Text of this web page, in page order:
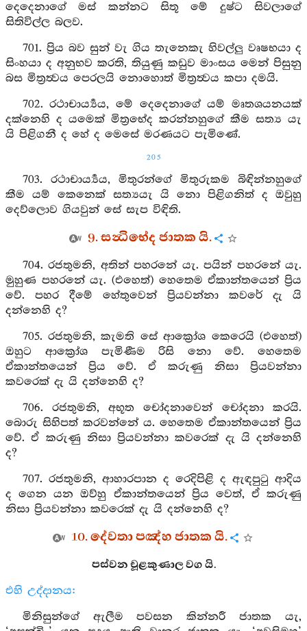
දෙදෙනාගේ මස් කන්නට සිතූ මේ දුෂ්ට සිවලාගේ
සිතිවිල්ල බලව.
701. ප්‍රිය බව සුන් වැ ගිය තැනෙකැ හිවල්ලු වෘෂභයා ද
සිංහයා ද අනුභව කරති, තියුණු කඩුව මාංසය මෙන් පිසුනු
බස මිත්‍රත්‍වය පෙරලයි නොහොත් මිත්‍රත්‍වය කපා දමයි.
702. රථාචාර්‍ය්‍යය, මේ දෙදෙනාගේ යම් මෘතශයනයක්
දක්නෙහි ද යමෙක් මිත්‍රභේද කරන්නහුගේ කීම සත්‍ය යැ
යි පිළිගනී ද හේ ද මෙසේ මරණයට පැමිණේ.
205
703. රථාචාර්‍ය්‍යය, මිතුරන්ගේ මිතුරුකම බිඳින්නහුගේ
කීම යම් කෙනෙක් සත්‍යයැ යි නො පිළිගනිත් ද ඔවුහු
දෙව්ලොව ගියවුන් සේ සැප විඳිති.
9. සන්‍ධිභේද ජාතක යි.
704. රජතුමනි, අතින් පහරනේ යැ. පයින් පහරනේ යැ.
මුහුණ පහරනේ යැ. (එහෙත්) හෙතෙම ඒකාන්තයෙන් ප්‍රිය
වේ. පහර දීමේ හේතුවෙන් ප්‍රියවන්නා කවරේ දැ යි
දන්නෙහි ද?
705. රජතුමනි, කැමති සේ ආක්‍රෝශ කෙරෙයි (එහෙත්)
ඔහුට ආක්‍රෝශ පැමිණීම රිසි නො වේ. හෙතෙම
ඒකාන්තයෙන් ප්‍රිය වේ. ඒ කරුණු නිසා ප්‍රියවන්නා
කවරෙක් දැ යි දන්නෙහි ද?
706. රජතුමනි, අභූත චෝදනාවෙන් චෝදනා කරයි.
බොරු සිහිපත් කරවන්නේ ය. හෙතෙම ඒකාන්තයෙන් ප්‍රිය
වේ. ඒ කරුණු නිසා ප්‍රියවන්නා කවරෙක් දැ යි දන්නෙහි
ද?
707. රජතුමනි, ආහාරපාන ද රෙදිපිළි ද ඇඳපුටු ආදිය
ද ගෙන යන ඔව්හු ඒකාන්තයෙන් ප්‍රිය වෙත්, ඒ කරුණු
නිසා ප්‍රියවන්නා කවරෙක් දැ යි දන්නෙහි ද?
10. දේවතා පඤ්හ ජාතක යි.
පස්වන චූළකුණාල වග යි.
එහි උද්දානය:
මිනිසුන්ගේ ඇලීම පවසන කින්නරී ජාතක යැ,